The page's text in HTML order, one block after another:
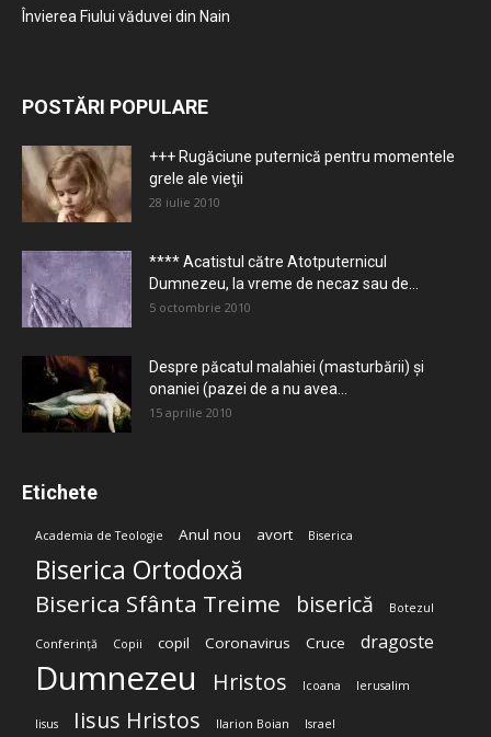
Învierea Fiului văduvei din Nain
POSTĂRI POPULARE
+++ Rugăciune puternică pentru momentele
grele ale vieţii
28 iulie 2010
**** Acatistul către Atotputernicul
Dumnezeu, la vreme de necaz sau de...
5 octombrie 2010
Despre păcatul malahiei (masturbării) şi
onaniei (pazei de a nu avea...
15 aprilie 2010
Etichete
Academia de Teologie Anul nou avort Biserica
Biserica Ortodoxă
Biserica Sfânta Treime biserică Botezul
Conferință Copii copil Coronavirus Cruce dragoste
Dumnezeu Hristos Icoana Ierusalim
Iisus Iisus Hristos Ilarion Boian Israel